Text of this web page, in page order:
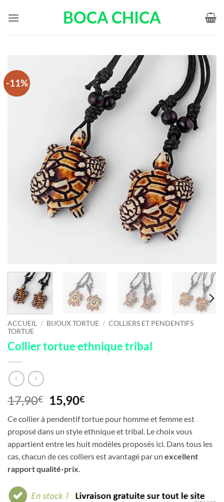
BOCA CHICA
-11%
ACCUEIL / BIJOUX TORTUE / COLLIERS ET PENDENTIFS
TORTUE
Collier tortue ethnique tribal
17,90€
Le
prix
initial
était :
17,90€.
15,90€Le
actuel
est :
15,90€.
Ce collier à pendentif tortue pour homme et femme est
proposé dans un style ethnique et tribal. Le choix vous
appartient entre les huit modèles proposés ici. Dans tous les
cas, chacun de ces colliers est avantagé par un excellent
rapport qualité-prix.